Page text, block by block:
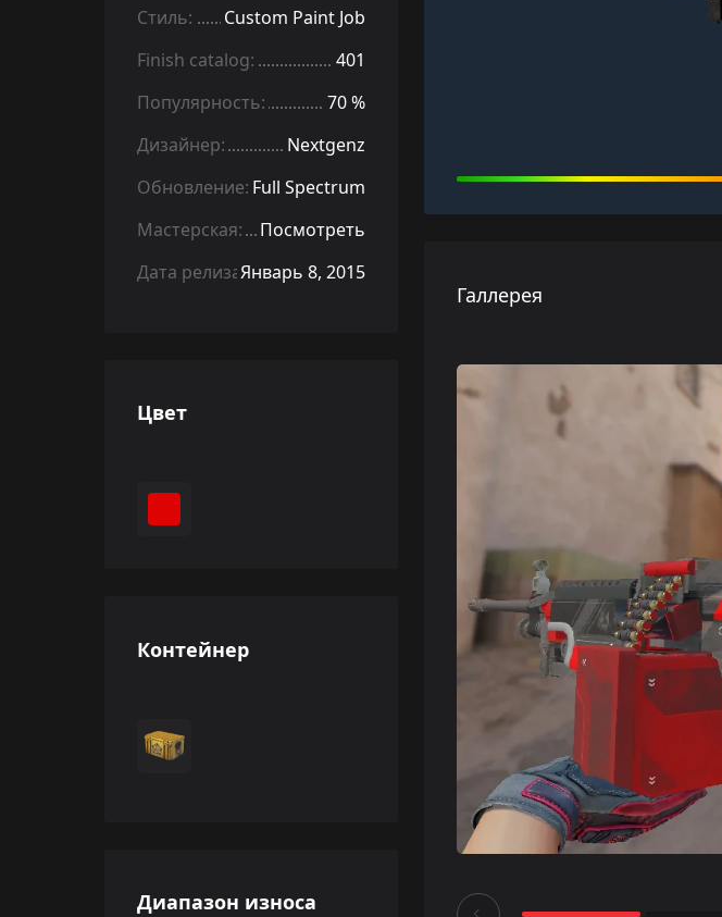
Галлерея
Стиль:
Custom Paint Job
Finish catalog:
401
Популярность:
70 %
Дизайнер:
Nextgenz
Обновление: Full Spectrum
Мастерская:
Посмотреть
Дата релиза:Январь 8, 2015
Цвет
Контейнер
Диапазон износа